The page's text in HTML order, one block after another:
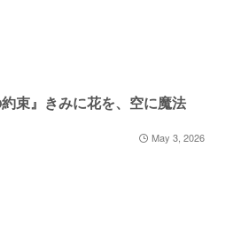
束』きみに花を、空に魔法
May 3, 2026